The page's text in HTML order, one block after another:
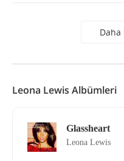
Daha
Leona Lewis Albümleri
Glassheart
Leona Lewis